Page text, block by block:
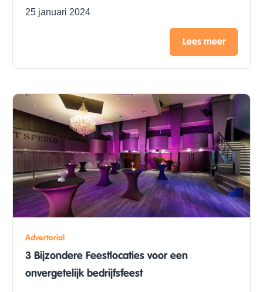
25 januari 2024
Lees meer
Advertorial
3 Bijzondere Feestlocaties voor een
onvergetelijk bedrijfsfeest